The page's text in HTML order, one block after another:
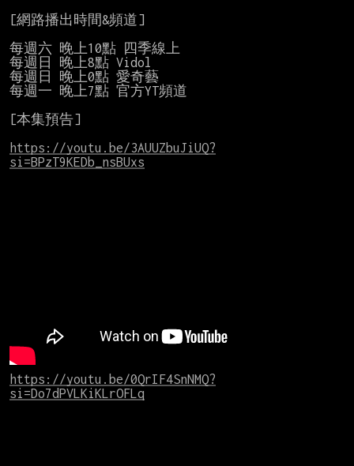
[網路播出時間&頻道]
每週六 晚上10點 四季線上
每週日 晚上8點 Vidol
每週日 晚上0點 愛奇藝
每週一 晚上7點 官方YT頻道
[本集預告]
https://youtu.be/3AUUZbuJiUQ?
si=BPzT9KEDb_nsBUxs
https://youtu.be/0QrIF4SnNMQ?
si=Do7dPVLKiKLrOFLq